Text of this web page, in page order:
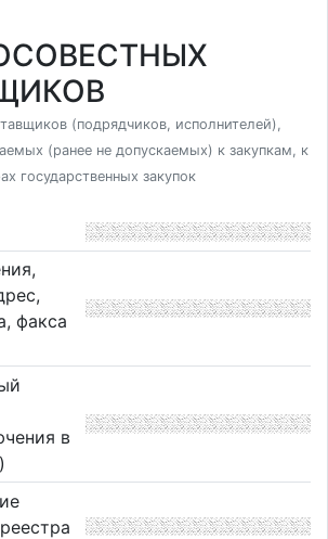
(подрядчиков, исполнителей),
(ранее не допускаемых) к закупкам, к
государственных закупок
факса
в